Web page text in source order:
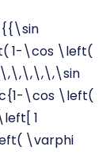
1-\cos \left(
\cos \left(
1
\varphi